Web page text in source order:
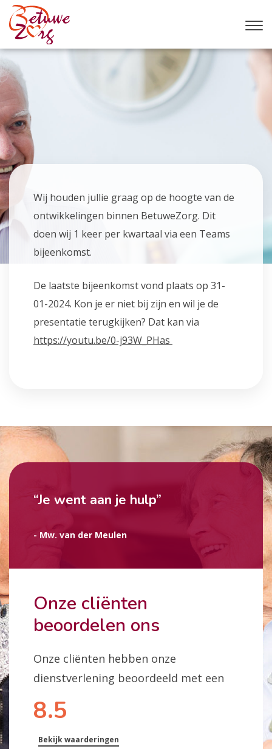
Wij houden jullie graag op de hoogte van de
ontwikkelingen binnen BetuweZorg. Dit
doen wij 1 keer per kwartaal via een Teams
bijeenkomst.
De laatste bijeenkomst vond plaats op 31-
01-2024. Kon je er niet bij zijn en wil je de
presentatie terugkijken? Dat kan via
https://youtu.be/0-j93W_PHas
Onze cliënten
beoordelen ons
Onze cliënten hebben onze
dienstverlening beoordeeld met een
8.5
Bekijk waarderingen
“Je went aan je hulp”
- Mw. van der Meulen